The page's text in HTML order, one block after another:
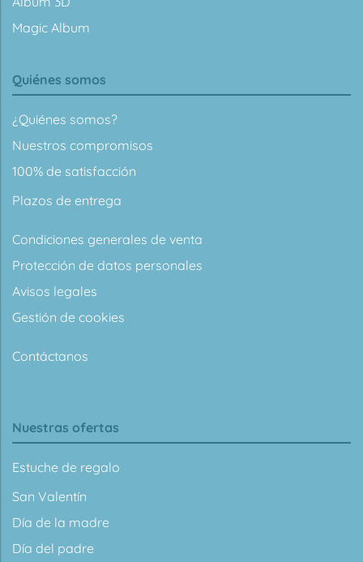
Magic Album
Quiénes somos
¿Quiénes somos?
Nuestros compromisos
100% de satisfacción
Plazos de entrega
Condiciones generales de venta
Protección de datos personales
Avisos legales
Gestión de cookies
Contáctanos
Nuestras ofertas
Estuche de regalo
San Valentín
Día de la madre
Día del padre